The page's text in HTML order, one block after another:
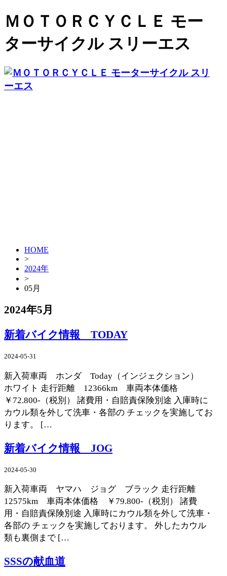
ＭＯＴＯＲＣＹＣＬＥ モー
ターサイクル スリーエス
HOME
>
2024年
>
05月
2024年5月
新着バイク情報 TODAY
2024-05-31
新入荷車両 ホンダ Today（インジェクション）
ホワイト 走行距離 12366km 車両本体価格
￥72.800-（税別） 諸費用・自賠責保険別途 入庫時に
カウル類を外して洗車・各部の チェックを実施してお
ります。 […
新着バイク情報 JOG
2024-05-30
新入荷車両 ヤマハ ジョグ ブラック 走行距離
12575km 車両本体価格 ￥79.800-（税別） 諸費
用・自賠責保険別途 入庫時にカウル類を外して洗車・
各部の チェックを実施しております。 外したカウル
類も裏側まで […
SSSの献血道